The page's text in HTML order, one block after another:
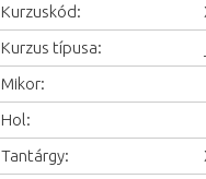
Kurzuskód:
Kurzus típusa:
Mikor:
Hol:
Tantárgy: